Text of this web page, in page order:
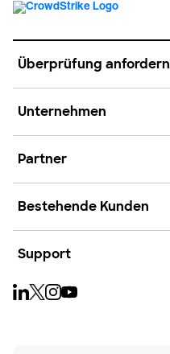
Überprüfung anfordern
Unternehmen
Partner
Bestehende Kunden
Support